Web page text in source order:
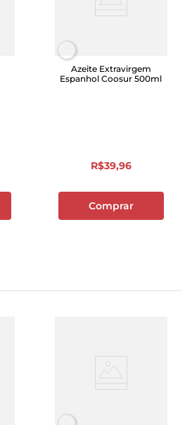
Azeite Extravirgem
Espanhol Coosur 500ml
R$39,96
Comprar